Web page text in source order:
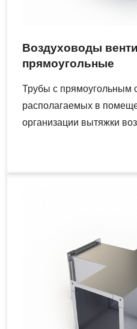
Воздуховоды
прямоугольные
Трубы с прямоугольным
располагаемых в
организации вытяжки